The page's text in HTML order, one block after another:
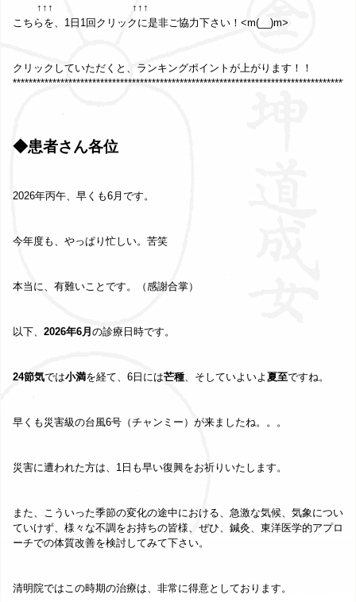
↑↑↑ ↑↑↑
こちらを、1日1回クリックに是非ご協力下さい！<m(__)m>
クリックしていただくと、ランキングポイントが上がります！！
◆患者さん各位
2026年丙午、早くも6月です。
今年度も、やっぱり忙しい。苦笑
本当に、有難いことです。（感謝合掌）
以下、 2026年6月の診療日時です。
24節気では小満を経て、6日には芒種 、そしていよいよ 夏至ですね。
早くも災害級の台風6号（チャンミー）が来ましたね。。。
災害に遭われた方は、1日も早い復興をお祈りいたします。
また、こういった季節の変化の途中における、急激な気候、気象につい
ていけず、様々な不調をお持ちの皆様、ぜひ、鍼灸、東洋医学的アプロ
ーチでの体質改善を検討してみて下さい。
清明院ではこの時期の治療は、非常に得意としております。